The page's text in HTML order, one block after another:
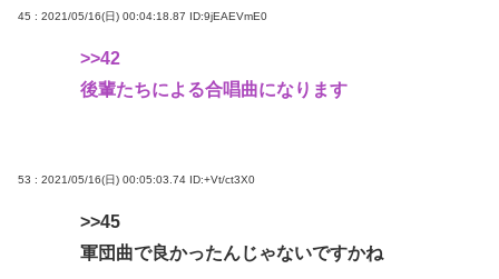
45 : 2021/05/16(日) 00:04:18.87 ID:9jEAEVmE0
>>42
後輩たちによる合唱曲になります
53 : 2021/05/16(日) 00:05:03.74 ID:+Vt/ct3X0
>>45
軍団曲で良かったんじゃないですかね